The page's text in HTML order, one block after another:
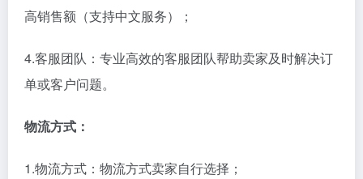
高销售额（支持中文服务）；
4.客服团队：专业高效的客服团队帮助卖家及时解决订
单或客户问题。
物流方式：
1.物流方式：物流方式卖家自行选择；